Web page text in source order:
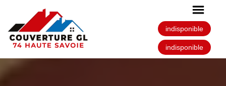
indisponible
indisponible